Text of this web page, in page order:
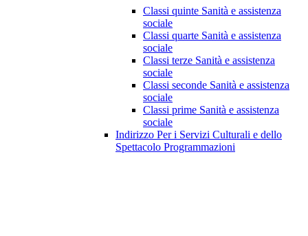
Classi quinte Sanità e assistenza
sociale
Classi quarte Sanità e assistenza
sociale
Classi terze Sanità e assistenza
sociale
Classi seconde Sanità e assistenza
sociale
Classi prime Sanità e assistenza
sociale
Indirizzo Per i Servizi Culturali e dello
Spettacolo Programmazioni